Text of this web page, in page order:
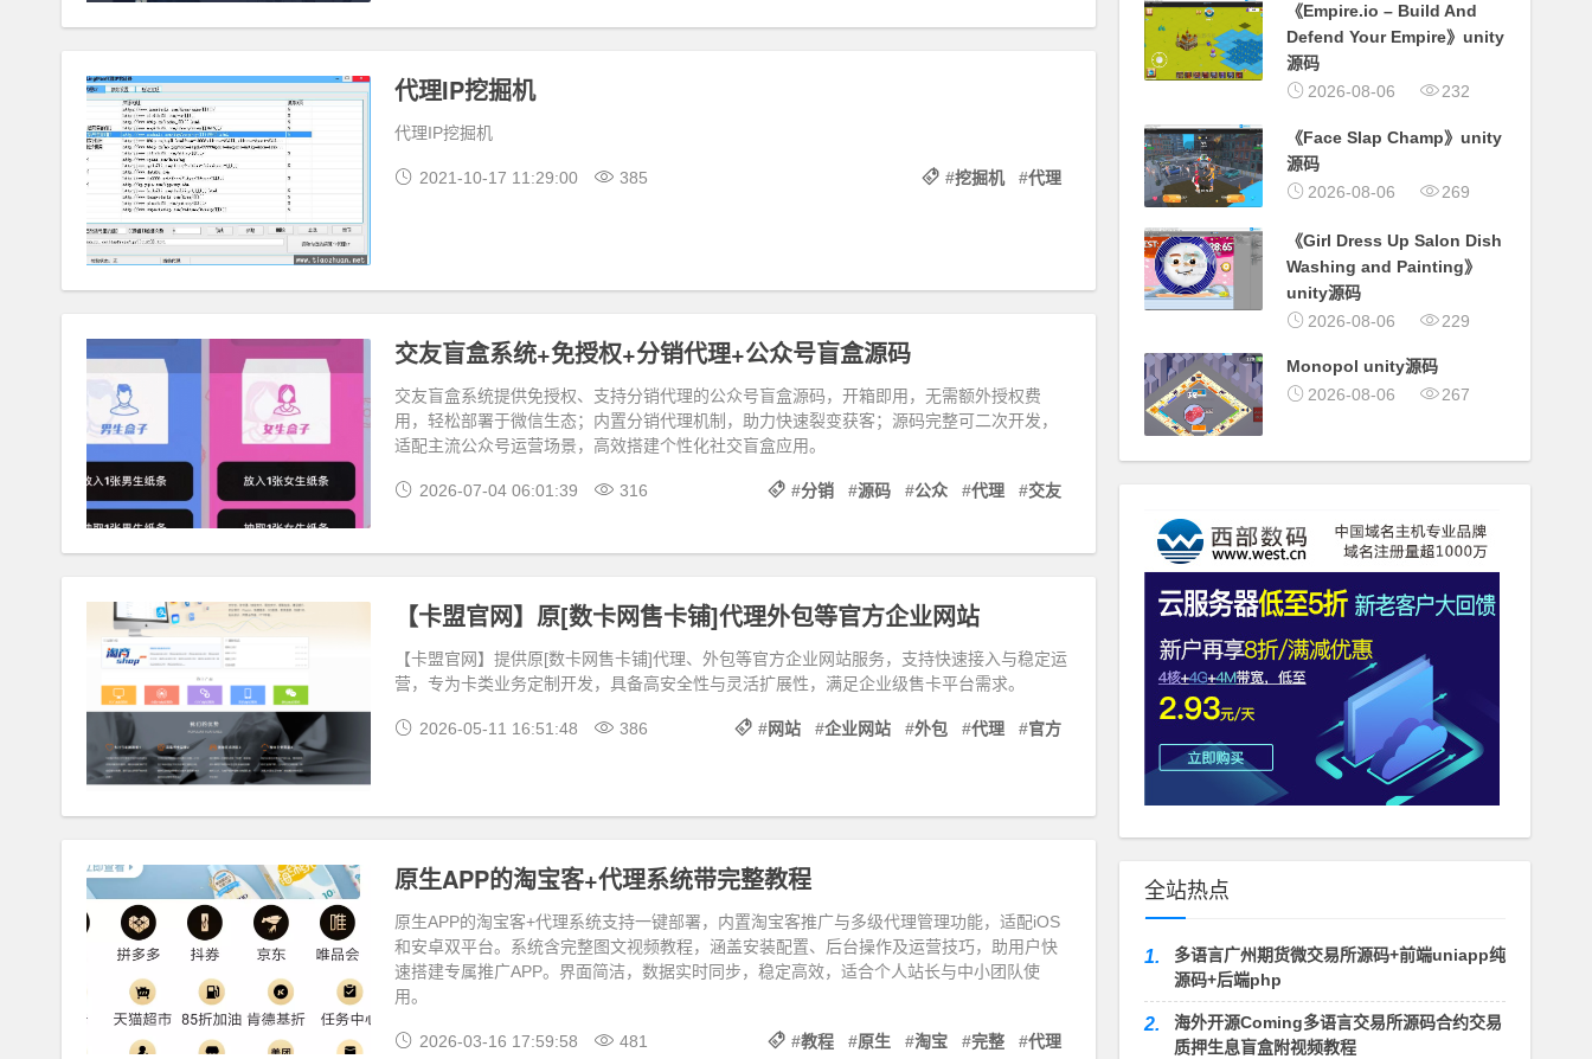
代理IP挖掘机
代理IP挖掘机
2021-10-17 11:29:00 385 #挖掘机 #代理
交友盲盒系统+免授权+分销代理+公众号盲盒源码
交友盲盒系统提供免授权、支持分销代理的公众号盲盒源码，开箱即用，无需额外授权费
用，轻松部署于微信生态；内置分销代理机制，助力快速裂变获客；源码完整可二次开发，
适配主流公众号运营场景，高效搭建个性化社交盲盒应用。
2026-07-04 06:01:39 316 #分销 #源码 #公众 #代理 #交友
【卡盟官网】原[数卡网售卡铺]代理外包等官方企业网站
【卡盟官网】提供原[数卡网售卡铺]代理、外包等官方企业网站服务，支持快速接入与稳定运
营，专为卡类业务定制开发，具备高安全性与灵活扩展性，满足企业级售卡平台需求。
2026-05-11 16:51:48 386 #网站 #企业网站 #外包 #代理 #官方
原生APP的淘宝客+代理系统带完整教程
原生APP的淘宝客+代理系统支持一键部署，内置淘宝客推广与多级代理管理功能，适配iOS
和安卓双平台。系统含完整图文视频教程，涵盖安装配置、后台操作及运营技巧，助用户快
速搭建专属推广APP。界面简洁，数据实时同步，稳定高效，适合个人站长与中小团队使
用。
2026-03-16 17:59:58 481 #教程 #原生 #淘宝 #完整 #代理
《Empire.io – Build And
Defend Your Empire》unity
源码
2026-08-06
232
《Face Slap Champ》unity
源码
2026-08-06
269
《Girl Dress Up Salon Dish
Washing and Painting》
unity源码
2026-08-06
229
Monopol unity源码
2026-08-06
267
全站热点
1.
多语言广州期货微交易所源码+前端uniapp纯
源码+后端php
2.
海外开源Coming多语言交易所源码合约交易
质押生息盲盒附视频教程